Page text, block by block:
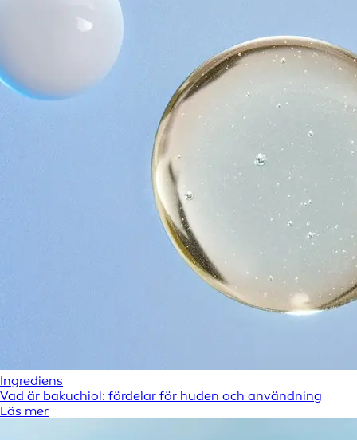
Ingrediens
Vad är bakuchiol: fördelar för huden och användning
Läs mer